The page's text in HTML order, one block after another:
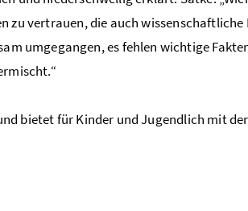
vertrauen, die auch wissenschaftliche
umgegangen, es fehlen wichtige
bietet für Kinder und Jugendlich mit